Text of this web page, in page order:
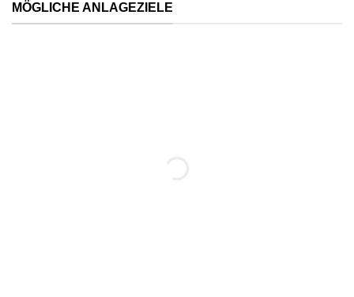
MÖGLICHE ANLAGEZIELE